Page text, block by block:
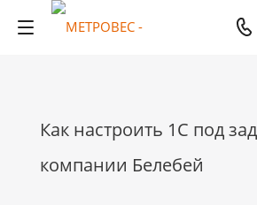
Как настроить 1С под
компании Белебей